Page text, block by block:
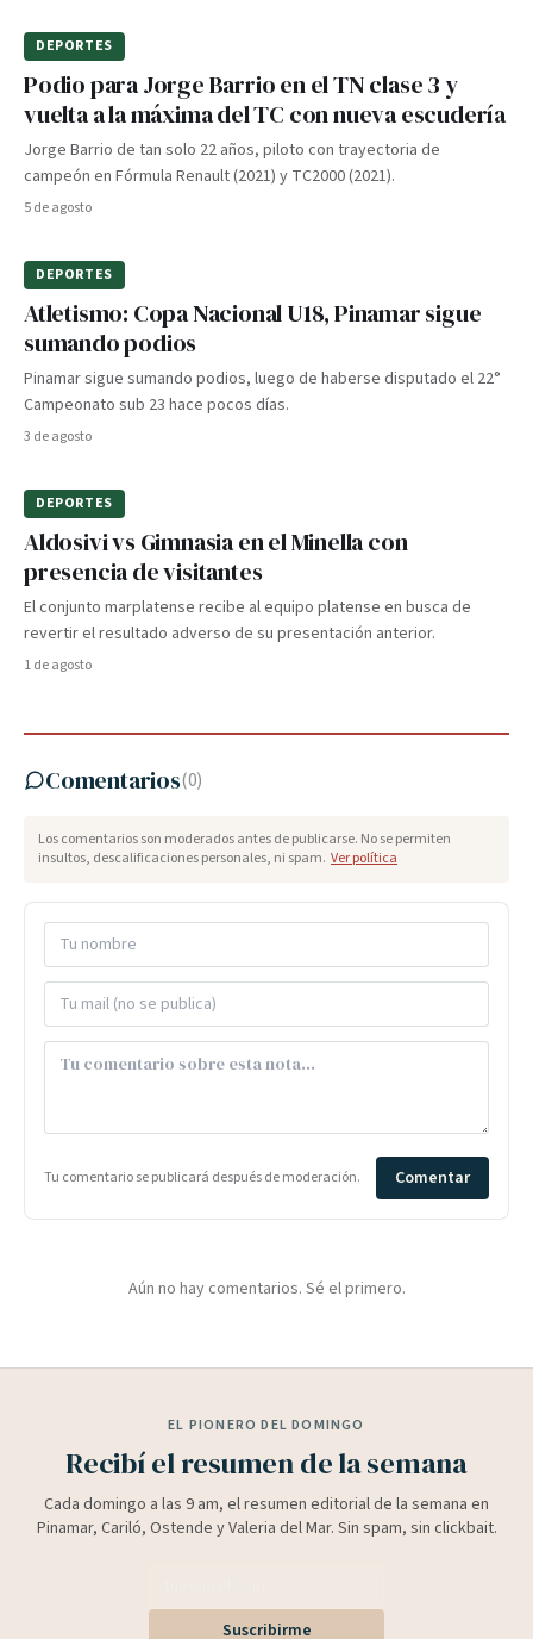
DEPORTES
Podio para Jorge Barrio en el TN clase 3 y
vuelta a la máxima del TC con nueva escudería
Jorge Barrio de tan solo 22 años, piloto con trayectoria de
campeón en Fórmula Renault (2021) y TC2000 (2021).
5 de agosto
DEPORTES
Atletismo: Copa Nacional U18, Pinamar sigue
sumando podios
Pinamar sigue sumando podios, luego de haberse disputado el 22°
Campeonato sub 23 hace pocos días.
3 de agosto
DEPORTES
Aldosivi vs Gimnasia en el Minella con
presencia de visitantes
El conjunto marplatense recibe al equipo platense en busca de
revertir el resultado adverso de su presentación anterior.
1 de agosto
Comentarios(0)
Los comentarios son moderados antes de publicarse. No se permiten
insultos, descalificaciones personales, ni spam. Ver política
Tu comentario se publicará después de moderación. Comentar
Aún no hay comentarios. Sé el primero.
EL PIONERO DEL DOMINGO
Recibí el resumen de la semana
Cada domingo a las 9 am, el resumen editorial de la semana en
Pinamar, Cariló, Ostende y Valeria del Mar. Sin spam, sin clickbait.
Suscribirme